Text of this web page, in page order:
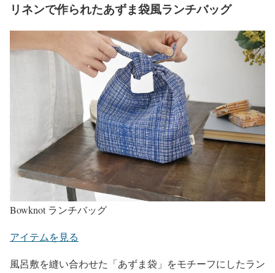
リネンで作られたあずま袋風ランチバッグ
Bowknot ランチバッグ
アイテムを見る
風呂敷を縫い合わせた「あずま袋」をモチーフにしたラン